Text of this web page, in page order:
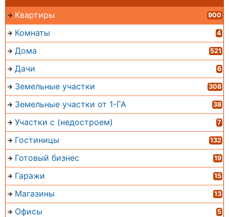
Квартиры 900
Комнаты 4
Дома 521
Дачи 6
Земельные участки 308
Земельные участки от 1-ГА 38
Участки с (недостроем) 7
Гостиницы 132
Готовый бизнес 19
Гаражи 15
Магазины 13
Офисы 5